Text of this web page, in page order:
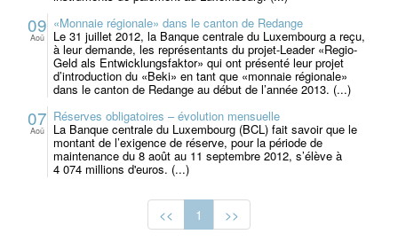
09
Aoû
«Monnaie régionale» dans le canton de Redange
Le 31 juillet 2012, la Banque centrale du Luxembourg a reçu,
à leur demande, les représentants du projet-Leader «Regio-
Geld als Entwicklungsfaktor» qui ont présenté leur projet
d’introduction du «Beki» en tant que «monnaie régionale»
dans le canton de Redange au début de l’année 2013. (...)
07
Aoû
Réserves obligatoires – évolution mensuelle
La Banque centrale du Luxembourg (BCL) fait savoir que le
montant de l’exigence de réserve, pour la période de
maintenance du 8 août au 11 septembre 2012, s’élève à
4 074 millions d'euros. (...)
<< 1 >>